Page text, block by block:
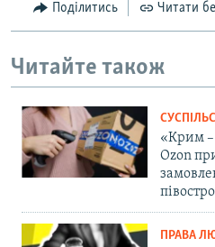
Поділитись Читати
Читайте також
«Крим –
Ozon
ПРАВА